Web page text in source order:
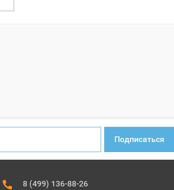
Подписаться
8 (499) 136-88-26